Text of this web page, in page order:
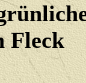
Fleck